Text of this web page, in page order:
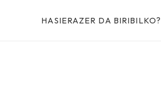
HASIERAZER DA BIRIBILKO?